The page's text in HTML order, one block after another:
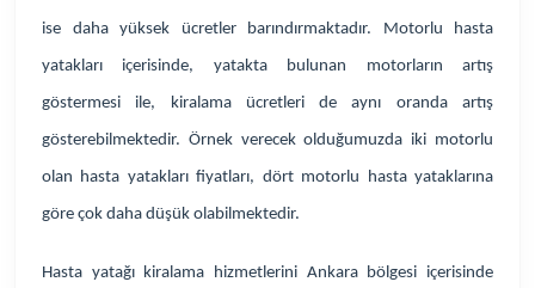
ise daha yüksek ücretler barındırmaktadır. Motorlu hasta
yatakları içerisinde, yatakta bulunan motorların artış
göstermesi ile, kiralama ücretleri de aynı oranda artış
gösterebilmektedir. Örnek verecek olduğumuzda iki motorlu
olan hasta yatakları fiyatları, dört motorlu hasta yataklarına
göre çok daha düşük olabilmektedir.
Hasta yatağı kiralama hizmetlerini Ankara bölgesi içerisinde